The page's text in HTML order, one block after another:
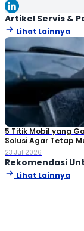
gaya yang
memastikan
dan terpercaya.
Artikel Servis &
Lihat Lainnya
5 Titik Mobil yang
Solusi Agar Tetap
23 Jul 2026
Rekomendasi
Lihat Lainnya